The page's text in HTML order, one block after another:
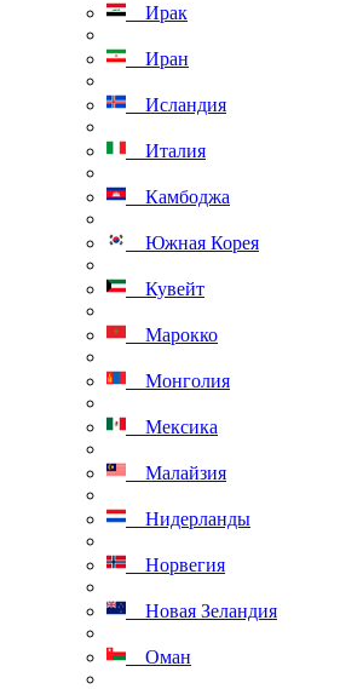
Ирак
Иран
Исландия
Италия
Камбоджа
Южная Корея
Кувейт
Марокко
Монголия
Мексика
Малайзия
Нидерланды
Норвегия
Новая Зеландия
Оман